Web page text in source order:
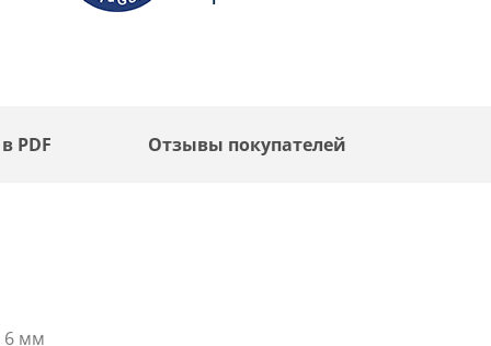
PDF Отзывы покупателей
6 мм